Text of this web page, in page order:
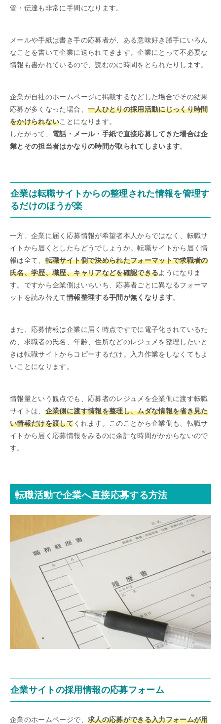
管・伝達も非常に手間になります。
メールや手紙は書き手の応募者が、ある意味好き勝手にいろん
なことを書いて企業に送られてきます。企業にとって不必要な
情報も書かれているので、読むのに時間をとられたりします。
企業が自社のホームページに掲載するなどした場合でその結果
応募が多くなった場合、 一人ひとりの採用活動にじっくり時間
をかけられないことになります。
したがって、 電話・メール・手紙で直接応募してきた場合は企
業とその担当者はかなりの時間が取られてしまいます。
企業は転職サイトからの整理された情報を管理す
るだけのほうが楽
一方、企業に届く応募情報が希望者本人からではなく、転職サ
イトから届くとしたらどうでしょうか。転職サイトから届く情
報は全て、 転職サイト側で決められたフォーマットで求職者の
氏名、学歴、職歴、キャリアなどを確認できるようになりま
す。ですから企業側はいちいち、応募者ごとに異なるフォーマ
ットを読み替えて情報整理する手間が無くなります。
また、応募情報は企業に届く時点ですでに電子化されているた
め、求職者の氏名、年齢、住所などのレジュメを整理したいと
きは転職サイトからコピーするだけ。入力作業をしなくてもよ
いことになります。
情報量という観点でも、応募者のレジュメを企業側に渡す転職
サイトは、 企業側に渡す情報を整理し、ムダな情報を省き見た
い情報だけを渡してくれます。このことから企業側も、転職サ
イトから届く応募情報をみるのに余計な時間がかからないので
す。
転職活動で企業へ直接応募する方法
企業サイトの採用情報の応募フォーム
企業のホームページで、 求人の応募ができる入力フォームが用